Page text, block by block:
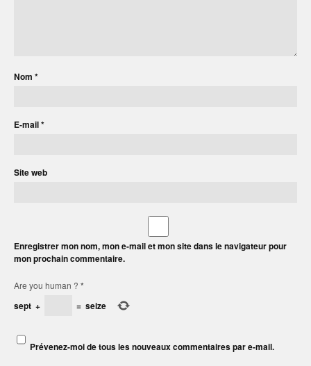
Nom *
E-mail*
Site web
Enregistrer mon nom, mon e-mail et mon site dans le navigateur pour
mon prochain commentaire.
Are you human ? *
sept + = seize
Prévenez-moi de tous les nouveaux commentaires par e-mail.